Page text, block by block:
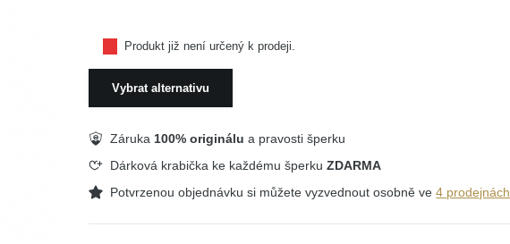
Produkt již není určený k prodeji.
Vybrat alternativu
Záruka 100% originálu a pravosti šperku
Dárková krabička ke každému šperkuZDARMA
Potvrzenou objednávku si můžete vyzvednout osobně ve4 prodejnách